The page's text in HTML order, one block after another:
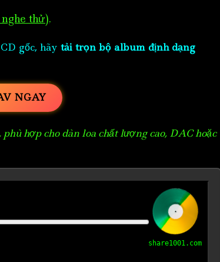
thử).
gốc, hãy tải trọn bộ album định dạng
NGAY
hợp cho dàn loa chất lượng cao, DAC hoặc
share1001.com